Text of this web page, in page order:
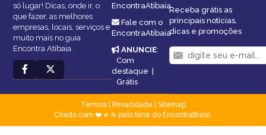
só lugar! Dicas, onde ir, o
que fazer, as melhores
empresas, locais, serviços e
muito mais no guia
Encontra Atibaia.
EncontraAtibaia
Fale com o
EncontraAtibaia
ANUNCIE:
Com
destaque
Grátis
Receba grátis as
principais notícias,
dicas e promoções
Termos| Privacidade
Sitemap
Criado com ❤️ e ☕ pelo time do EncontraBrasil